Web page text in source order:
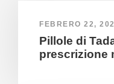
FEBRERO 22,
Pillole di
prescrizione